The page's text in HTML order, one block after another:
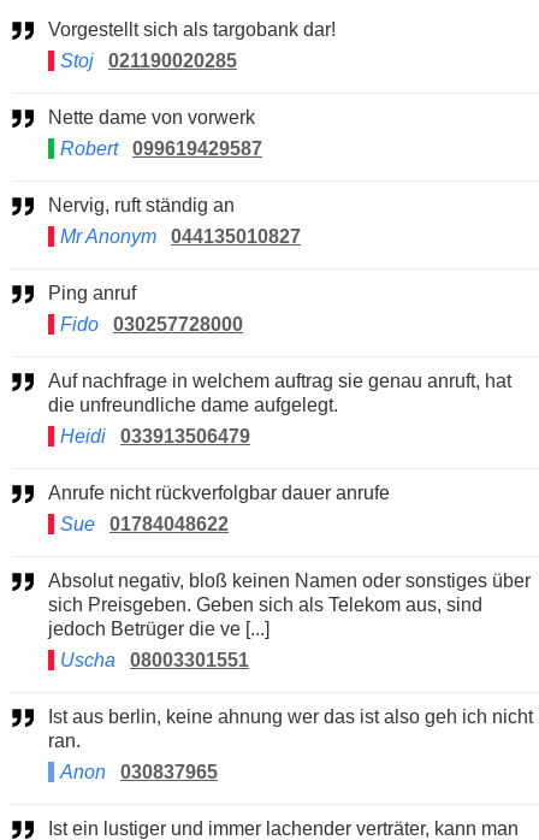
Vorgestellt sich als targobank dar!
Stoj
021190020285
Nette dame von vorwerk
Robert
099619429587
Nervig, ruft ständig an
Mr Anonym
044135010827
Ping anruf
Fido
030257728000
Auf nachfrage in welchem auftrag sie genau anruft, hat
die unfreundliche dame aufgelegt.
Heidi
033913506479
Anrufe nicht rückverfolgbar dauer anrufe
Sue
01784048622
Absolut negativ, bloß keinen Namen oder sonstiges über
sich Preisgeben. Geben sich als Telekom aus, sind
jedoch Betrüger die ve [...]
Uscha
08003301551
ran.
Anon
030837965